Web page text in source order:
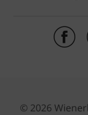
© 2026